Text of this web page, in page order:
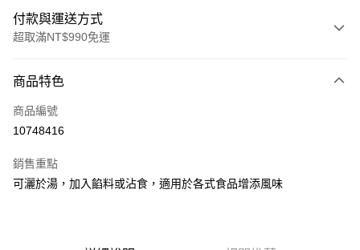
付款與運送方式
超取滿NT$990免運
信用卡一次付款
超商取貨付款
Apple Pay
商品特色
商品編號
10748416
銷售重點
可灑於湯，加入餡料或沾食，適用於各式食品增添風味